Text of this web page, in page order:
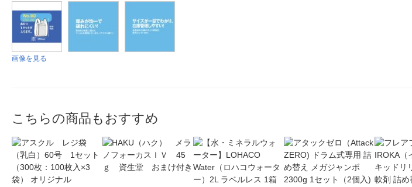
画像を見る
こちらの商品もおすすめ